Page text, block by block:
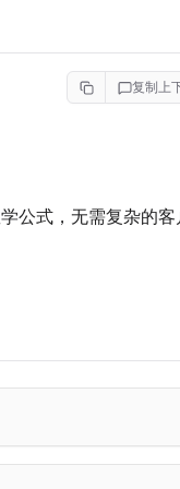
复制上
公式，无需复杂的客